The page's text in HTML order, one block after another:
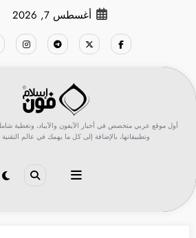
أغسطس 7, 2026
أول موقع عربي متخصص في أخبار الآيفون والآيباد، وتغطية
وتطبيقاتها، بالإضافة إلى كل ما يهمك في عالم التقنية